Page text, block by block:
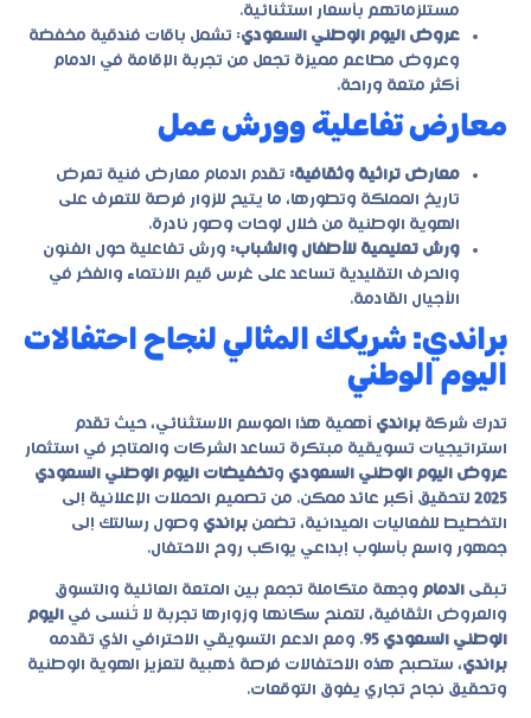
مستلزماتهم بأسعار استثنائية.
عروض اليوم الوطني السعودي: تشمل باقات فندقية مخفضة
وعروض مطاعم مميزة تجعل من تجربة الإقامة في الدمام
أكثر متعة وراحة.
معارض تفاعلية وورش عمل
معارض تراثية وثقافية: تقدم الدمام معارض فنية تعرض
تاريخ المملكة وتطورها، ما يتيح للزوار فرصة للتعرف على
الهوية الوطنية من خلال لوحات وصور نادرة.
ورش تعليمية للأطفال والشباب: ورش تفاعلية حول الفنون
والحرف التقليدية تساعد على غرس قيم الانتماء والفخر في
الأجيال القادمة.
براندي: شريكك المثالي لنجاح احتفالات
اليوم الوطني
تدرك شركة براندي أهمية هذا الموسم الاستثنائي، حيث تقدم
استراتيجيات تسويقية مبتكرة تساعد الشركات والمتاجر في استثمار
عروض اليوم الوطني السعودي وتخفيضات اليوم الوطني السعودي
2025 لتحقيق أكبر عائد ممكن. من تصميم الحملات الإعلانية إلى
التخطيط للفعاليات الميدانية، تضمن براندي وصول رسالتك إلى
جمهور واسع بأسلوب إبداعي يواكب روح الاحتفال.
تبقى الدمام وجهة متكاملة تجمع بين المتعة العائلية والتسوق
والعروض الثقافية، لتمنح سكانها وزوارها تجربة لا تُنسى في اليوم
الوطني السعودي 95
. ومع الدعم التسويقي الاحترافي الذي تقدمه
براندي، ستصبح هذه الاحتفالات فرصة ذهبية لتعزيز الهوية الوطنية
وتحقيق نجاح تجاري يفوق التوقعات.